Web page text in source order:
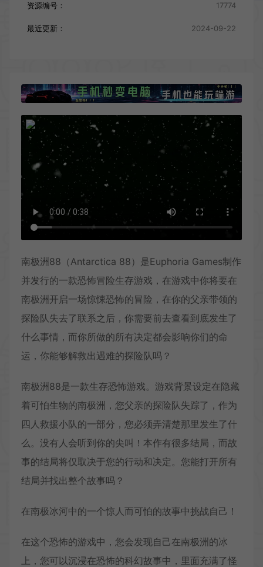
资源编号： 17774
最近更新： 2024-09-22
南极洲88（Antarctica 88）是Euphoria Games制作
并发行的一款恐怖冒险生存游戏，在游戏中你将要在
南极洲开启一场惊悚恐怖的冒险，在你的父亲带领的
探险队失去了联系之后，你需要前去查看到底发生了
什么事情，而你所做的所有决定都会影响你们的命
运，你能够解救出遇难的探险队吗？
南极洲88是一款生存恐怖游戏。游戏背景设定在隐藏
着可怕生物的南极洲，您父亲的探险队失踪了，作为
四人救援小队的一部分，您必须弄清楚那里发生了什
么。没有人会听到你的尖叫！本作有很多结局，而故
事的结局将仅取决于您的行动和决定。您能打开所有
结局并找出整个故事吗？
在南极冰河中的一个惊人而可怕的故事中挑战自己！
在这个恐怖的游戏中，您会发现自己在南极洲的冰
上，您可以沉浸在恐怖的科幻故事中，里面充满了怪